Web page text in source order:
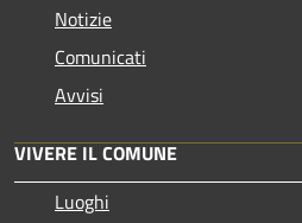
Notizie
Comunicati
Avvisi
VIVERE IL COMUNE
Luoghi